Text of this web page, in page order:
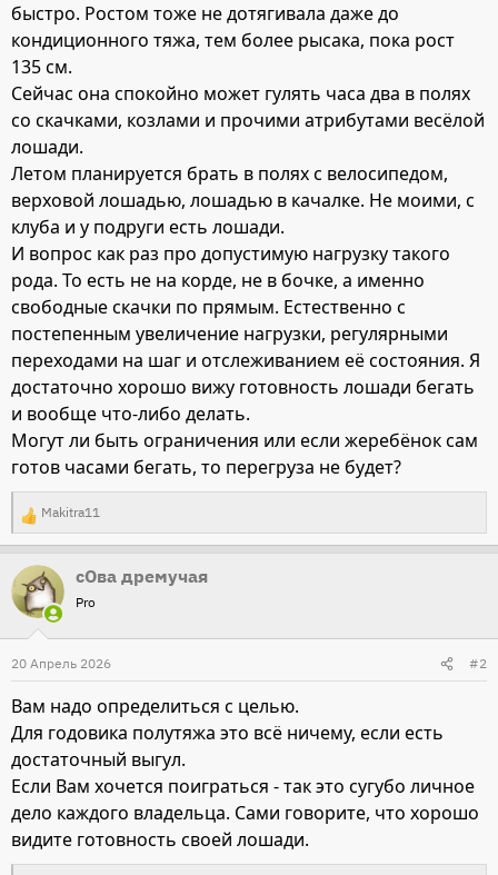
быстро. Ростом тоже не дотягивала даже до
кондиционного тяжа, тем более рысака, пока рост
135 см.
Сейчас она спокойно может гулять часа два в полях
со скачками, козлами и прочими атрибутами весёлой
лошади.
Летом планируется брать в полях с велосипедом,
верховой лошадью, лошадью в качалке. Не моими, с
клуба и у подруги есть лошади.
И вопрос как раз про допустимую нагрузку такого
рода. То есть не на корде, не в бочке, а именно
свободные скачки по прямым. Естественно с
постепенным увеличение нагрузки, регулярными
переходами на шаг и отслеживанием её состояния. Я
достаточно хорошо вижу готовность лошади бегать
и вообще что-либо делать.
Могут ли быть ограничения или если жеребёнок сам
готов часами бегать, то перегруза не будет?
Р
е
а
к
и
и
:
Makitra11
сОва дремучая
Pro
20 Апрель 2026 #2
Вам надо определиться с целью.
Для годовика полутяжа это всё ничему, если есть
достаточный выгул.
Если Вам хочется поиграться - так это сугубо личное
дело каждого владельца. Сами говорите, что хорошо
видите готовность своей лошади.